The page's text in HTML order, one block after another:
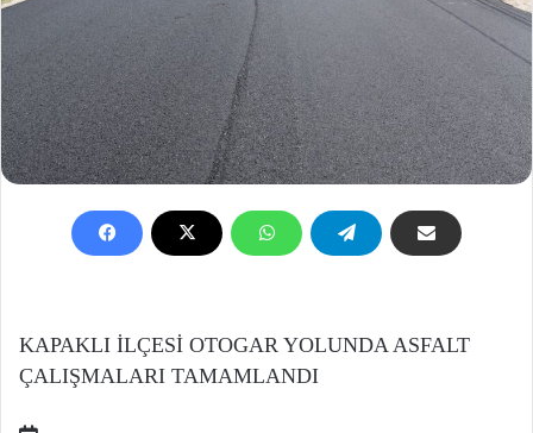
KAPAKLI İLÇESİ OTOGAR YOLUNDA ASFALT
ÇALIŞMALARI TAMAMLANDI